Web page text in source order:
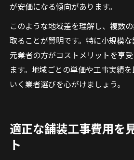
が安価になる傾向があります。
このような地域差を理解し、複数
取ることが賢明です。特に小規模
元業者の方がコストメリットを享
ます。地域ごとの単価や工事実績
いく業者選びを心がけましょう。
適正な舗装工事費用を
ト